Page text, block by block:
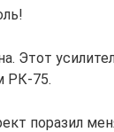
Этот
РК-75.
поразил